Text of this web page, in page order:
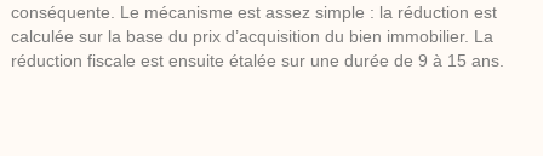
conséquente. Le mécanisme est assez simple : la réduction est
calculée sur la base du prix d’acquisition du bien immobilier. La
réduction fiscale est ensuite étalée sur une durée de 9 à 15 ans.